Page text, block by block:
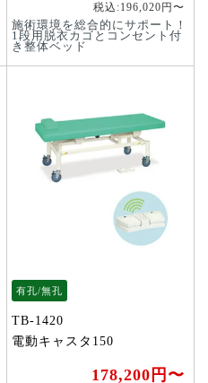
税込:196,020円〜
施術環境を総合的にサポート！
1段用脱衣カゴとコンセント付
き整体ベッド
有孔/無孔
TB-1420
電動キャスタ150
178,200円〜